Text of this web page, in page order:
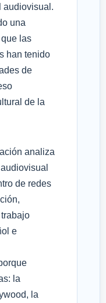
audiovisual.
una
las
han tenido
de
de la
analiza
de redes
e
la
la